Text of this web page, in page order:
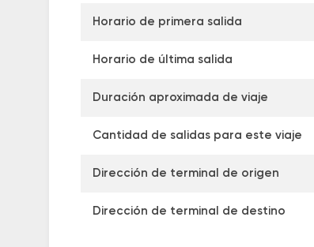
Horario de primera salida
Horario de última salida
Duración aproximada de viaje
Cantidad de salidas para este viaje
Dirección de terminal de origen
Dirección de terminal de destino